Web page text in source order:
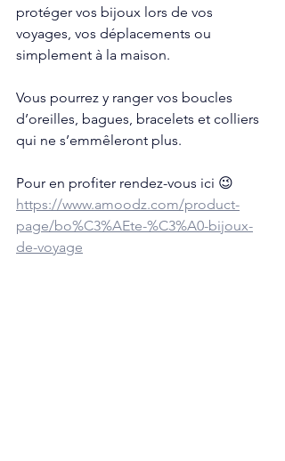
protéger vos bijoux lors de vos
voyages, vos déplacements ou
simplement à la maison.
Vous pourrez y ranger vos boucles
d’oreilles, bagues, bracelets et colliers
qui ne s’emmêleront plus.
​Pour en profiter rendez-vous ici 😉
https://www.amoodz.com/product-
page/bo%C3%AEte-%C3%A0-bijoux-
de-voyage